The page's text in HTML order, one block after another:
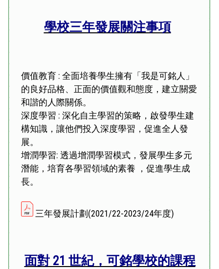
學校三年發展關注事項
價值教育 : 全面培養學生擁有「我是可銘人」
的良好品格、正面的價值觀和態度，建立關愛
和諧的人際關係。
深度學習 : 深化自主學習的策略，啟發學生建
構知識，讓他們投入深度學習，促進全人發
展。
增潤學習: 透過增潤學習模式，發展學生多元
潛能，培育各學習領域的素養 ，促進學生成
長。
三年發展計劃(2021/22-2023/24年度)
面對 21 世紀，可銘學校的課程